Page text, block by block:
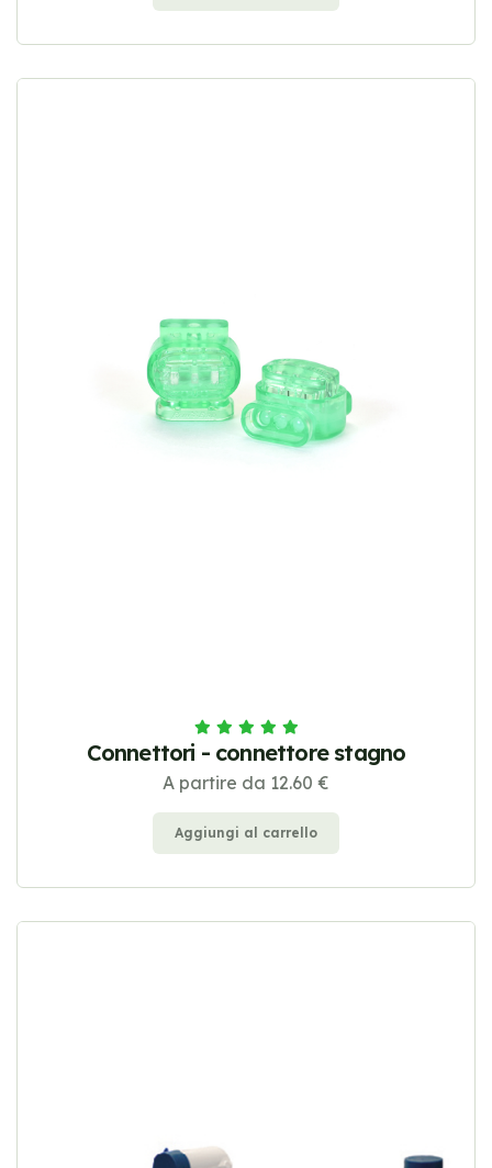
Connettori - connettore stagno
A partire da 12.60 €
Aggiungi al carrello